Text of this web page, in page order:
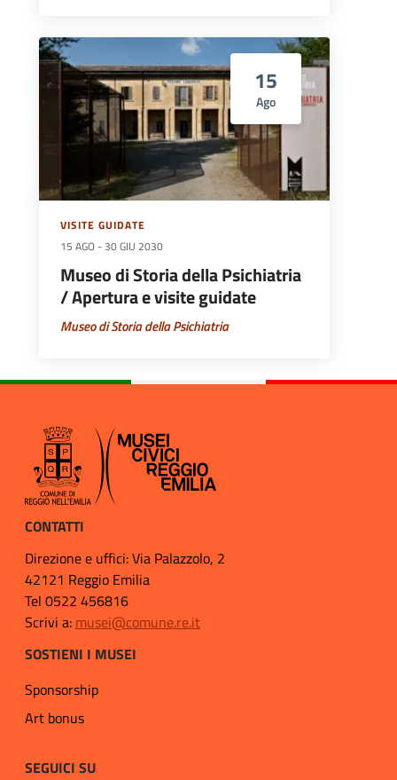
15
Ago
VISITE GUIDATE
15 AGO -30 GIU 2030
Museo di Storia della Psichiatria
/ Apertura e visite guidate
Museo di Storia della Psichiatria
CONTATTI
Direzione e uffici: Via Palazzolo, 2
42121 Reggio Emilia
Tel 0522 456816
Scrivi a: musei@comune.re.it
SOSTIENI I MUSEI
Sponsorship
Art bonus
SEGUICI SU